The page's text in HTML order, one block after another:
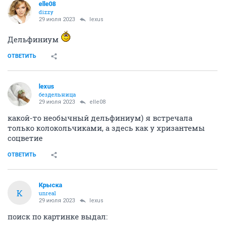
elle08
dizzy
29 июля 2023 lexus
Дельфиниум
ОТВЕТИТЬ
lexus
бездельница
29 июля 2023 elle08
какой-то необычный дельфиниум) я встречала
только колокольчиками, а здесь как у хризантемы
соцветие
ОТВЕТИТЬ
К
Крыска
unreal
29 июля 2023 lexus
поиск по картинке выдал: